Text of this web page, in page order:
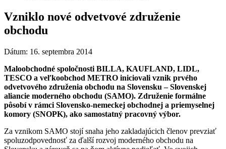
Vzniklo nové odvetvové združenie
obchodu
Dátum: 16. septembra 2014
Maloobchodné spoločnosti BILLA, KAUFLAND, LIDL,
TESCO a veľkoobchod METRO iniciovali vznik prvého
odvetvového združenia obchodu na Slovensku – Slovenskej
aliancie moderného obchodu (SAMO). Združenie formálne
pôsobí v rámci Slovensko-nemeckej obchodnej a priemyselnej
komory (SNOPK), ako samostatný pracovný výbor.
Za vznikom SAMO stojí snaha jeho zakladajúcich členov prevziať
spoluzodpovednosť za ďalší rozvoj moderného obchodu na